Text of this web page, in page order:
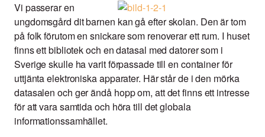
Vi passerar en
ungdomsgård dit barnen kan gå efter skolan. Den är tom
på folk förutom en snickare som renoverar ett rum. I huset
finns ett bibliotek och en datasal med datorer som i
Sverige skulle ha varit förpassade till en container för
uttjänta elektroniska apparater. Här står de i den mörka
datasalen och ger ändå hopp om, att det finns ett intresse
för att vara samtida och höra till det globala
informationssamhället.